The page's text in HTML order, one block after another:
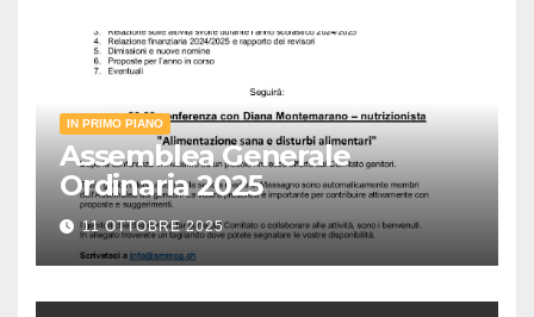
IN PRIMO PIANO
Assemblea Generale
Ordinaria 2025
11 OTTOBRE 2025